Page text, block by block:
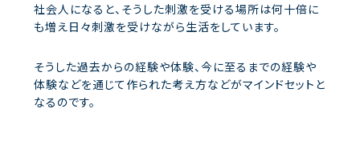
社会人になると、そうした刺激を受ける場所は何十倍に
も増え日々刺激を受けながら生活をしています。
そうした過去からの経験や体験、今に至るまでの経験や
体験などを通じて作られた考え方などがマインドセットと
なるのです。